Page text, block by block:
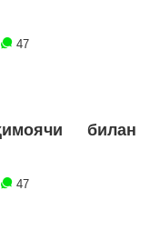
47
билан
47